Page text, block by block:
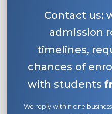
Contact us:
admission
timelines,
chances of
with students
We reply within one